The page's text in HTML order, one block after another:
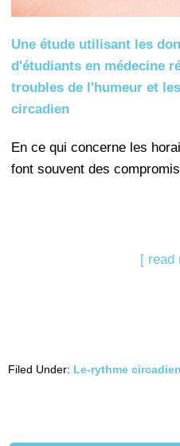
Une étude utilisant les
d'étudiants en médecine
troubles de l'humeur et
circadien
En ce qui concerne les
font souvent des
[ read
Filed Under: Le-rythme circadien